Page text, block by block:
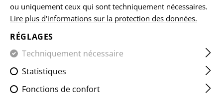
AB POS BLOODGROUP PATCH
ou uniquement ceux qui sont techniquement nécessaires.
Lire plus d'informations sur la protection des données.
RÉGLAGES
Techniquement nécessaire
Statistiques
Fonctions de confort